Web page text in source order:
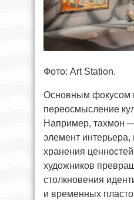
Фото: Art Station.
Основным фокусом
переосмысление
Например, тахмон
элемент
хранения
художников
столкновения
и временных